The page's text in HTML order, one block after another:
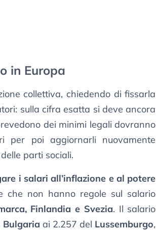
in Europa
collettiva, chiedendo di fissarla
sulla cifra esatta si deve ancora
dei minimi legali dovranno
per poi aggiornarli nuovamente
parti sociali.
i salari all’inflazione e al potere
che non hanno regole sul salario
Finlandia e Svezia. Il salario
Bulgaria ai 2.257 del Lussemburgo,